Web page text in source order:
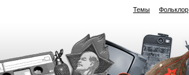
Темы Фольклор